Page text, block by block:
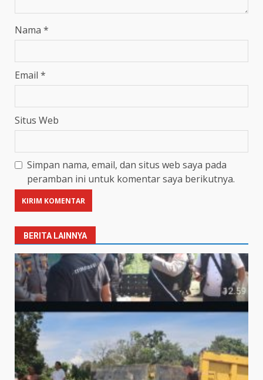
Nama *
Email *
Situs Web
Simpan nama, email, dan situs web saya pada
peramban ini untuk komentar saya berikutnya.
BERITA LAINNYA